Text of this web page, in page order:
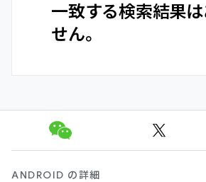
一致する検索結果
せん。
ANDROID の詳細